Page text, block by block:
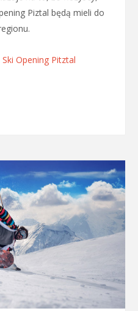
Piztal będą mieli do
Opening Pitztal